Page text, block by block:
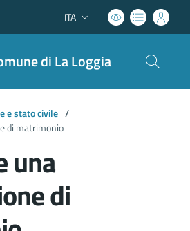
Lingua attiva:
ITA
di La Loggia
e stato civile /
di matrimonio
una
di